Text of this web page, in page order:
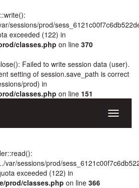
sessions/prod/
exceeded (122) in
classes.php on line 370
Failed to write session data (user).
setting of session.save_path is correct
prod) in
classes.php on line 151
Toggle
var/sessions/prod/
exceeded (122) in
prod/classes.php on line 366